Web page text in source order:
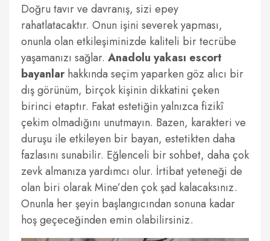
Doğru tavır ve davranış, sizi epey
rahatlatacaktır. Onun işini severek yapması,
onunla olan etkileşiminizde kaliteli bir tecrübe
yaşamanızı sağlar. Anadolu yakası escort
bayanlarhakkında seçim yaparken göz alıcı bir
dış görünüm, birçok kişinin dikkatini çeken
birinci etaptır. Fakat estetiğin yalnızca fizikî
çekim olmadığını unutmayın. Bazen, karakteri ve
duruşu ile etkileyen bir bayan, estetikten daha
fazlasını sunabilir. Eğlenceli bir sohbet, daha çok
zevk almanıza yardımcı olur. İrtibat yeteneği de
olan biri olarak Mine’den çok şad kalacaksınız.
Onunla her şeyin başlangıcından sonuna kadar
hoş geçeceğinden emin olabilirsiniz.